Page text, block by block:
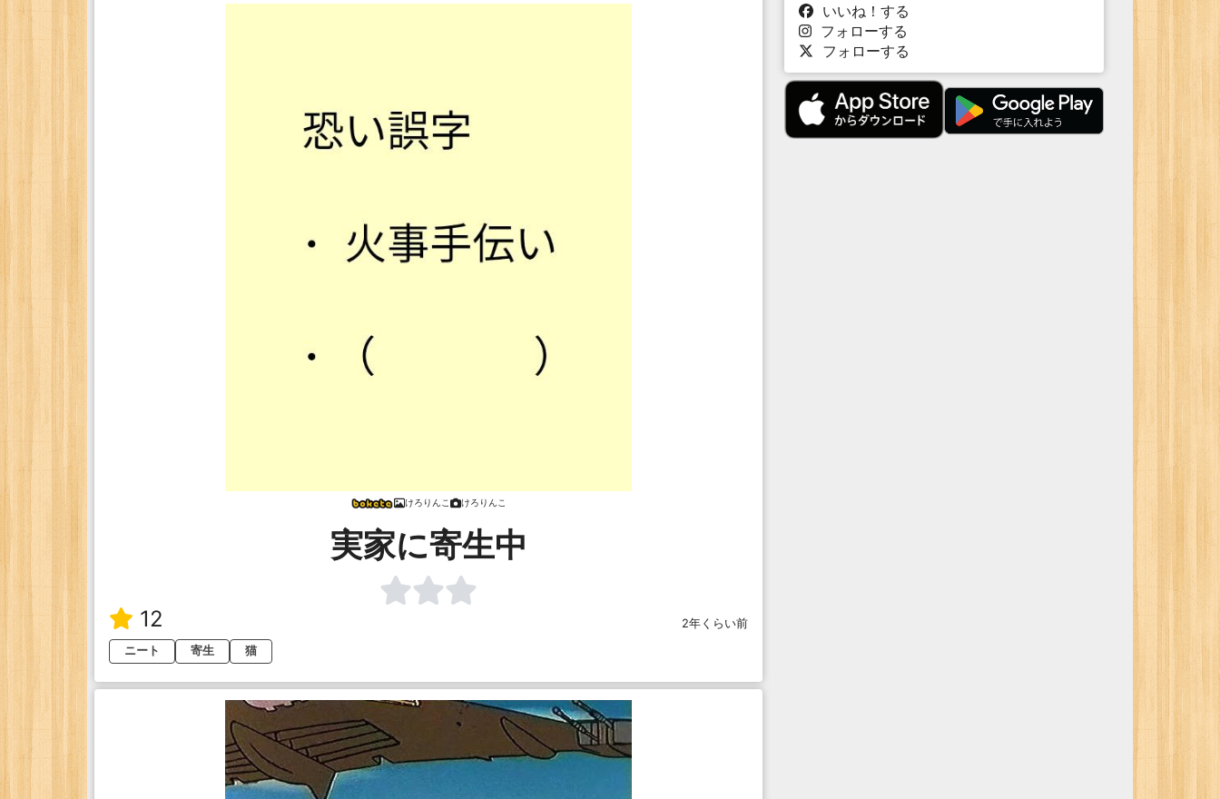
けろりんこ けろりんこ
実家に寄生中
12
2年くらい前
ニート
寄生 猫
いいね！する
フォローする
フォローする